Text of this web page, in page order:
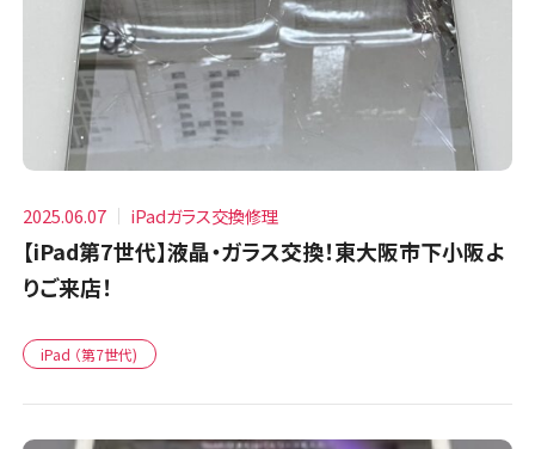
2025.06.07 iPadガラス交換修理
【iPad第7世代】液晶・ガラス交換！東大阪市下小阪よ
りご来店！
iPad （第7世代)